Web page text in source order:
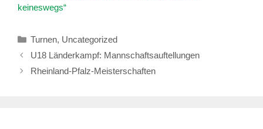
keineswegs“
Kategorien
Turnen, Uncategorized
U18 Länderkampf: Mannschaftsauftellungen
Rheinland-Pfalz-Meisterschaften